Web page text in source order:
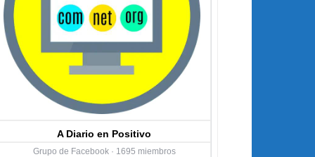
A Diario en Positivo
Grupo de Facebook · 1695 miembros